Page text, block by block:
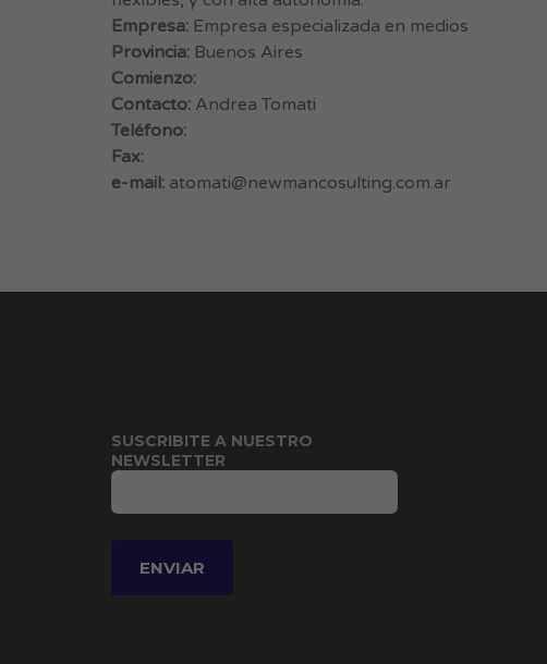
Empresa: Empresa especializada en medios
Provincia: Buenos Aires
Comienzo:
Contacto: Andrea Tomati
Teléfono:
Fax:
e-mail: atomati@newmancosulting.com.ar
SUSCRIBITE A NUESTRO
NEWSLETTER